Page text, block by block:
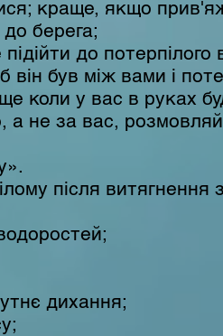
краще, якщо
берега;
до потерпілого
був між вами і
коли у вас в руках
а не за вас,
після витягнення
дихання;